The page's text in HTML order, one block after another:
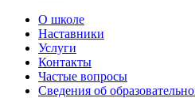
О школе
Наставники
Услуги
Контакты
Частые вопросы
Сведения об